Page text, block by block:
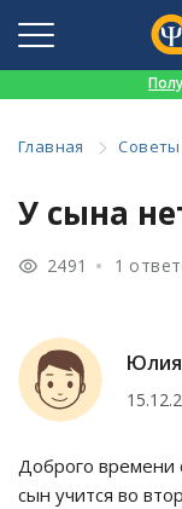
Главная Советы
У сына
2491 1
Юлия
Доброго времени
сын учится во